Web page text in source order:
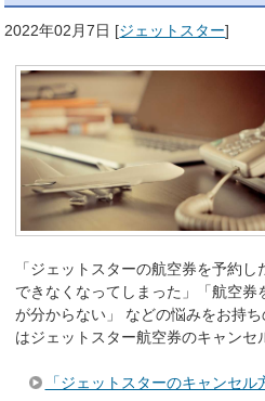
2022年02月7日 [ジェットスター]
「ジェットスターの航空券を予約
できなくなってしまった」「航空
が分からない」 などの悩みをお持
はジェットスター航空券のキャンセ
「ジェットスターのキャンセ